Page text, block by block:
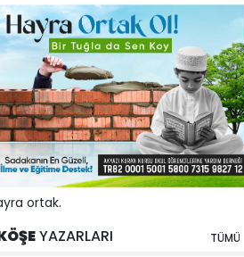
ortak.
YAZARLARI TÜMÜ